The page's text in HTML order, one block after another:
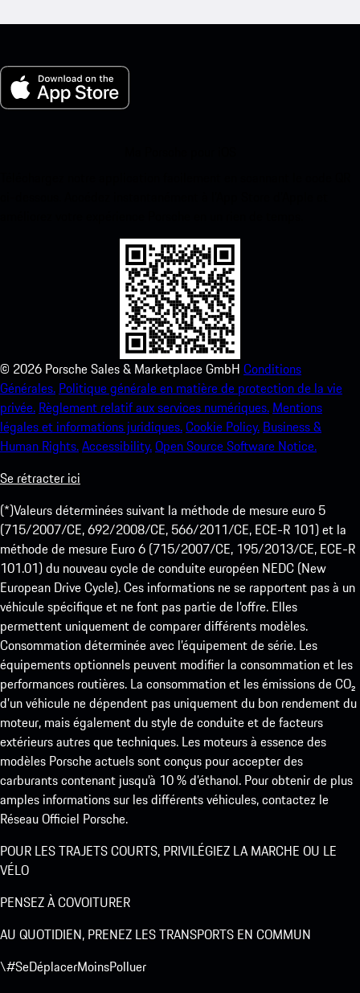
© 2026 Porsche Sales & Marketplace GmbH Conditions
Générales. Politique générale en matière de protection de la vie
privée. Règlement relatif aux services numériques. Mentions
légales et informations juridiques.Cookie Policy. Business &
Human Rights.Accessibility.Open Source Software Notice.
Se rétracter ici
(*)Valeurs déterminées suivant la méthode de mesure euro 5
(715/2007/CE, 692/2008/CE, 566/2011/CE, ECE-R 101) et la
méthode de mesure Euro 6 (715/2007/CE, 195/2013/CE, ECE-R
101.01) du nouveau cycle de conduite européen NEDC (New
European Drive Cycle). Ces informations ne se rapportent pas à un
véhicule spécifique et ne font pas partie de l’offre. Elles
permettent uniquement de comparer différents modèles.
Consommation déterminée avec l’équipement de série. Les
équipements optionnels peuvent modifier la consommation et les
performances routières. La consommation et les émissions de CO₂
d’un véhicule ne dépendent pas uniquement du bon rendement du
moteur, mais également du style de conduite et de facteurs
extérieurs autres que techniques. Les moteurs à essence des
modèles Porsche actuels sont conçus pour accepter des
carburants contenant jusqu’à 10 % d’éthanol. Pour obtenir de plus
amples informations sur les différents véhicules, contactez le
Réseau Officiel Porsche.
POUR LES TRAJETS COURTS, PRIVILÉGIEZ LA MARCHE OU LE
VÉLO
PENSEZ À COVOITURER
AU QUOTIDIEN, PRENEZ LES TRANSPORTS EN COMMUN
\#SeDéplacerMoinsPolluer